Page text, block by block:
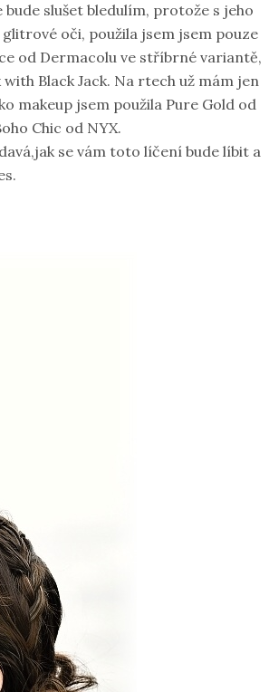
slušet bledulím, protože s jeho
oči, použila jsem jsem pouze
od Dermacolu ve stříbrné variantě,
Black Jack. Na rtech už mám jen
makeup jsem použila Pure Gold od
Chic od NYX.
se vám toto líčení bude líbit a